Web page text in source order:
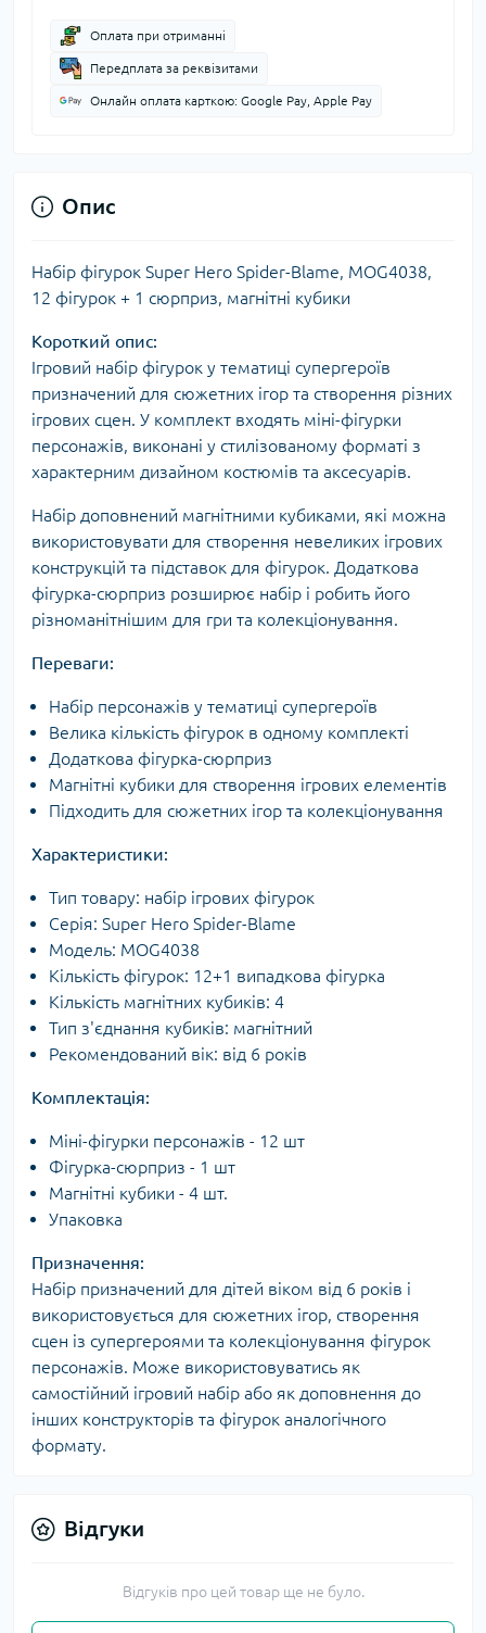
Оплата при отриманні
Передплата за реквізитами
Онлайн оплата карткою: Google Pay, Apple Pay
Опис
Набір фігурок Super Hero Spider-Blame, MOG4038,
12 фігурок + 1 сюрприз, магнітні кубики
Короткий опис:
Ігровий набір фігурок у тематиці супергероїв
призначений для сюжетних ігор та створення різних
ігрових сцен. У комплект входять міні-фігурки
персонажів, виконані у стилізованому форматі з
характерним дизайном костюмів та аксесуарів.
Набір доповнений магнітними кубиками, які можна
використовувати для створення невеликих ігрових
конструкцій та підставок для фігурок. Додаткова
фігурка-сюрприз розширює набір і робить його
різноманітнішим для гри та колекціонування.
Переваги:
Набір персонажів у тематиці супергероїв
Велика кількість фігурок в одному комплекті
Додаткова фігурка-сюрприз
Магнітні кубики для створення ігрових елементів
Підходить для сюжетних ігор та колекціонування
Характеристики:
Тип товару: набір ігрових фігурок
Серія: Super Hero Spider-Blame
Модель: MOG4038
Кількість фігурок: 12+1 випадкова фігурка
Кількість магнітних кубиків: 4
Тип з'єднання кубиків: магнітний
Рекомендований вік: від 6 років
Комплектація:
Міні-фігурки персонажів - 12 шт
Фігурка-сюрприз - 1 шт
Магнітні кубики - 4 шт.
Упаковка
Призначення:
Набір призначений для дітей віком від 6 років і
використовується для сюжетних ігор, створення
сцен із супергероями та колекціонування фігурок
персонажів. Може використовуватись як
самостійний ігровий набір або як доповнення до
інших конструкторів та фігурок аналогічного
формату.
Відгуки
Відгуків про цей товар ще не було.